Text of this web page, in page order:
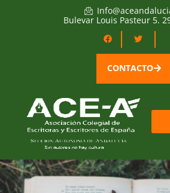
Bulevar Louis Pasteur 5.
CONTACTO